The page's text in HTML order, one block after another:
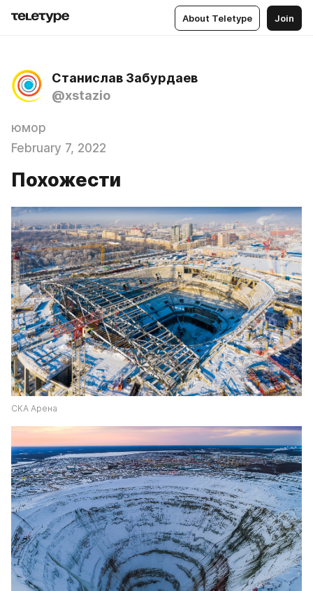
About Teletype Join
Станислав Забурдаев
@xstazio
юмор
February 7, 2022
Похожести
СКА Арена